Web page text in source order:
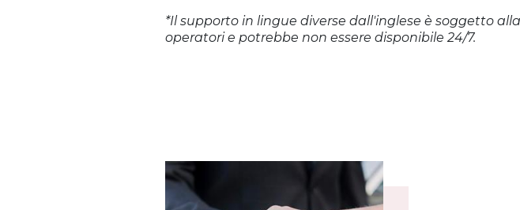
*Il supporto in lingue diverse dall'inglese è soggetto
operatori e potrebbe non essere disponibile 24/7.